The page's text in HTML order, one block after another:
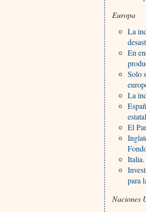
Europa
La
En
Solo
La
El
para
Naciones